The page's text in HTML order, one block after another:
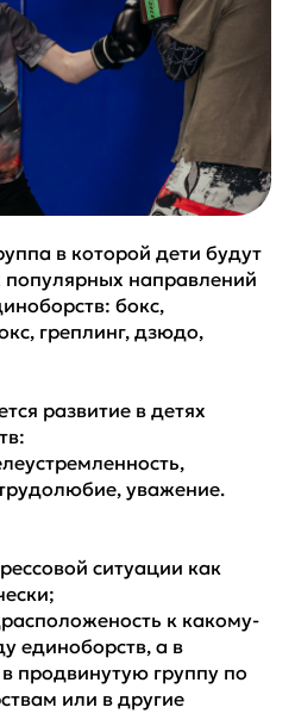
в которой дети будут
популярных направлений
бокс,
греплинг, дзюдо,
развитие в детях
уважение.
ситуации как
к какому-
единоборств, а в
продвинутую группу по
или в другие